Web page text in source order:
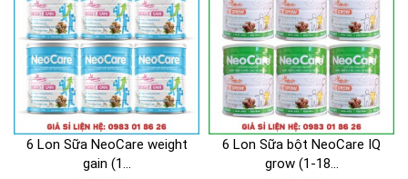
6 Lon Sữa NeoCare weight
gain (1...
6 Lon Sữa bột NeoCare IQ
grow (1-18...